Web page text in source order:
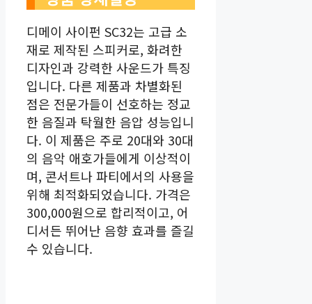
디메이 사이펀 SC32는 고급 소
재로 제작된 스피커로, 화려한
디자인과 강력한 사운드가 특징
입니다. 다른 제품과 차별화된
점은 전문가들이 선호하는 정교
한 음질과 탁월한 음압 성능입니
다. 이 제품은 주로 20대와 30대
의 음악 애호가들에게 이상적이
며, 콘서트나 파티에서의 사용을
위해 최적화되었습니다. 가격은
300,000원으로 합리적이고, 어
디서든 뛰어난 음향 효과를 즐길
수 있습니다.